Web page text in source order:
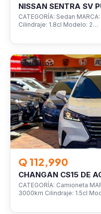
NISSAN SENTRA SV
CATEGORÍA: Sedan
Cilindraje: 1.8cl Modelo: 2…
VEHÍCULOS
Q 112,990
CHANGAN CS15 DE
CATEGORÍA: Camioneta
3000km Cilindraje: 1.5cl